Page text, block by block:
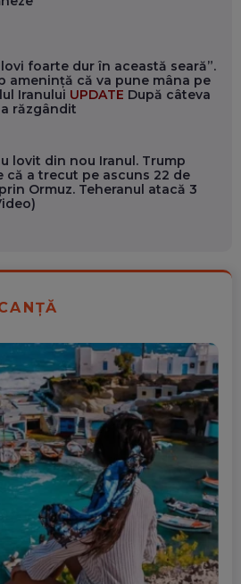
lovi foarte dur în această seară”.
amenință că va pune mâna pe
Iranului UPDATE După câteva
răzgândit
lovit din nou Iranul. Trump
că a trecut pe ascuns 22 de
Ormuz. Teheranul atacă 3